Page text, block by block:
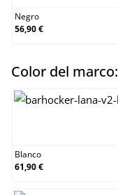
Negro
56,90 €
Color del marco:
Blanco
61,90 €